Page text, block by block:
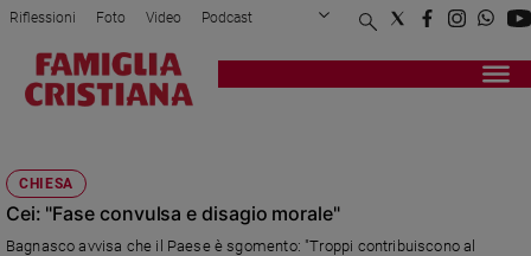
Attualità
Politica
Mondo
Economia
Riflessioni Foto Video Podcast
Privacy Policy Chi siamo
Registrati Redazione
CHIESA
Cei: "Fase convulsa e disagio morale"
Bagnasco avvisa che il Paese è sgomento: "Troppi contribuiscono al